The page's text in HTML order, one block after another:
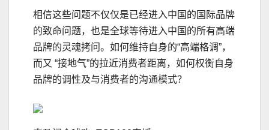
相信这些问题不仅仅是已经进入中国的国际品牌
的致命问题，也是全球等待进入中国的所有高端
品牌的灵魂拷问。如何维持自身的“高端格调”，
而又 “接地气”的拉近消费者距离，如何权衡自身
品牌的调性及与消费者的沟通模式？